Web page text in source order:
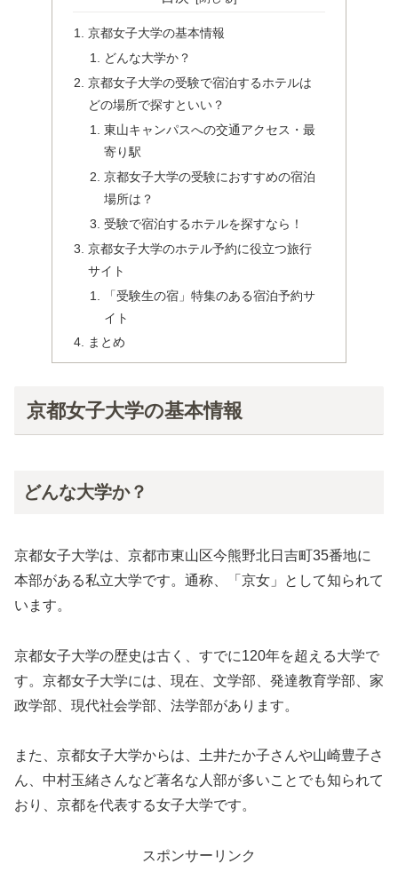
京都女子大学の基本情報
どんな大学か？
京都女子大学の受験で宿泊するホテルは
どの場所で探すといい？
東山キャンパスへの交通アクセス・最
寄り駅
京都女子大学の受験におすすめの宿泊
場所は？
受験で宿泊するホテルを探すなら！
京都女子大学のホテル予約に役立つ旅行
サイト
「受験生の宿」特集のある宿泊予約サ
イト
まとめ
京都女子大学の基本情報
どんな大学か？
京都女子大学は、京都市東山区今熊野北日吉町35番地に
本部がある私立大学です。通称、「京女」として知られて
います。
京都女子大学の歴史は古く、すでに120年を超える大学で
す。京都女子大学には、現在、文学部、発達教育学部、家
政学部、現代社会学部、法学部があります。
また、京都女子大学からは、土井たか子さんや山崎豊子さ
ん、中村玉緒さんなど著名な人部が多いことでも知られて
おり、京都を代表する女子大学です。
スポンサーリンク